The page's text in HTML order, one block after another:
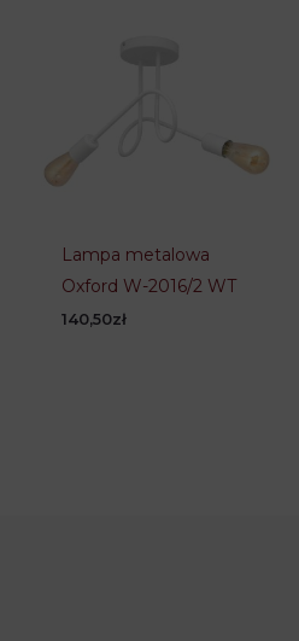
Lampa metalowa
Oxford W-2016/2 WT
140,50zł